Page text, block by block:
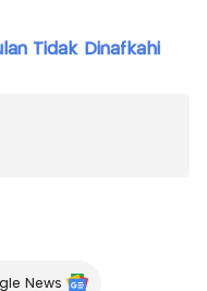
Tidak Dinafkahi
News